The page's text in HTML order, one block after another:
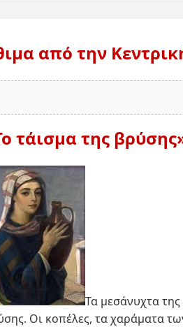
από την
τάισμα της
Τα μεσάνυχτα της
Οι κοπέλες, τα χαράματα